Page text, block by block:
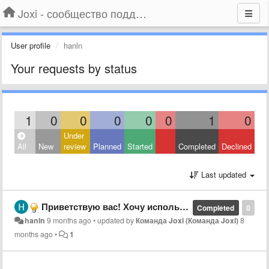
Joxi - сообщество поддержки
User profile hanln
Your requests by status
1 0 0 0 0 0 1 0
All New
Under
review
Planned Started Completed Declined
Last updated
0
Completed
Приветствую вас! Хочу использовать ваше приложение!
hanln 9 months ago•updated byКоманда Joxi (Команда Joxi)8
months ago• 1